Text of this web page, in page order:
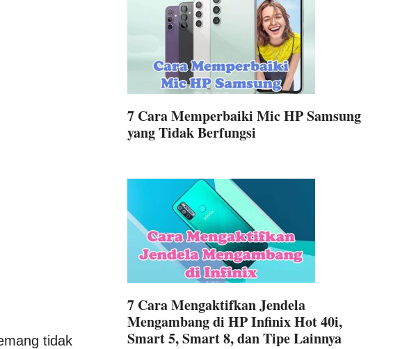
tidak
7 Cara Memperbaiki Mic HP Samsung
yang Tidak Berfungsi
7 Cara Mengaktifkan Jendela
Mengambang di HP Infinix Hot 40i,
Smart 5, Smart 8, dan Tipe Lainnya